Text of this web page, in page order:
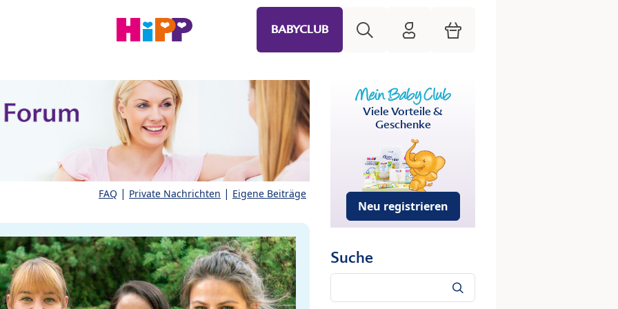
BABYCLUB HiPP Mein Babyclub
Warenkorb
FAQ | Private Nachrichten | Eigene Beiträge
Viele Vorteile &
Geschenke
Neu registrieren
Suche